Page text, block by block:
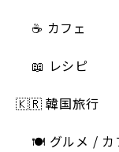
☕️ カフェ
📖 レシピ
🇰🇷 韓国旅行
🍽 グルメ / カ